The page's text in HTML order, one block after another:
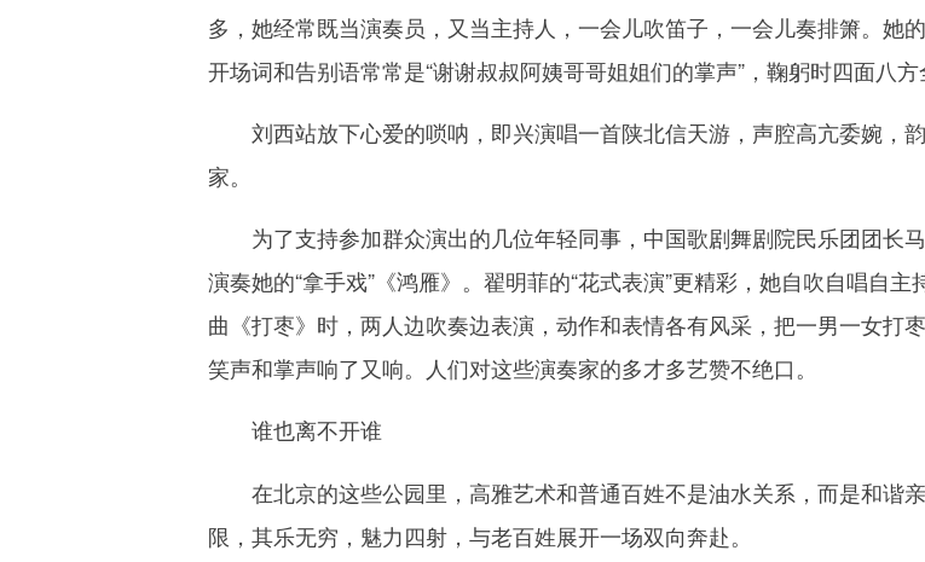
多，她经常既当演奏员，又当主持人，一会儿吹笛子，一会儿奏排箫。她
开场词和告别语常常是“谢谢叔叔阿姨哥哥姐姐们的掌声”，鞠躬时四面八
刘西站放下心爱的唢呐，即兴演唱一首陕北信天游，声腔高亢委婉，
家。
为了支持参加群众演出的几位年轻同事，中国歌剧舞剧院民乐团团长
演奏她的“拿手戏”《鸿雁》。翟明菲的“花式表演”更精彩，她自吹自唱自
曲《打枣》时，两人边吹奏边表演，动作和表情各有风采，把一男一女打
笑声和掌声响了又响。人们对这些演奏家的多才多艺赞不绝口。
谁也离不开谁
在北京的这些公园里，高雅艺术和普通百姓不是油水关系，而是和谐
限，其乐无穷，魅力四射，与老百姓展开一场双向奔赴。